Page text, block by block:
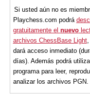
Si usted aún no es
Playchess.com podrá
gratuitamente el nuevo
archivos ChessBase Light,
dará acceso inmediato
días). Además podrá
programa para leer,
analizar los archivos PGN.